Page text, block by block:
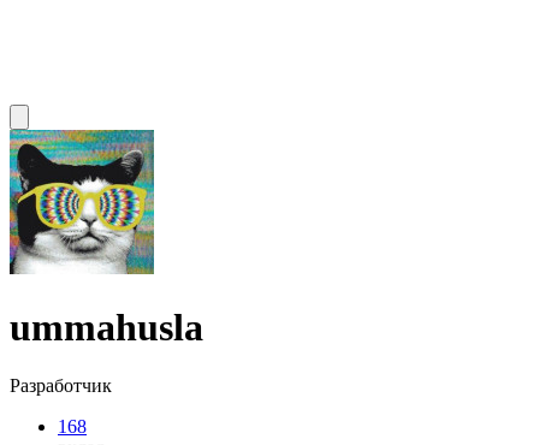
ummahusla
Разработчик
168